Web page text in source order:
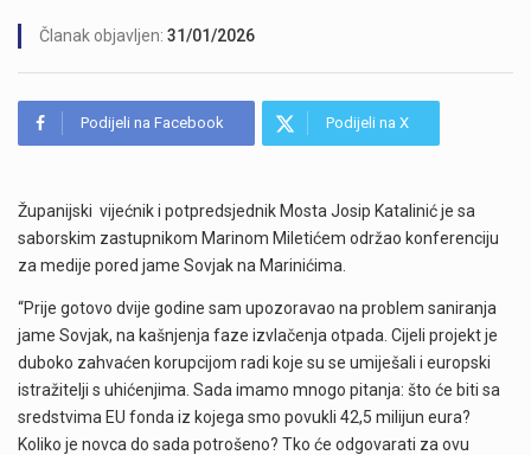
Članak objavljen: 31/01/2026
Podijeli na Facebook Podijeli na X
Županijski vijećnik i potpredsjednik Mosta Josip Katalinić je sa
saborskim zastupnikom Marinom Miletićem održao konferenciju
za medije pored jame Sovjak na Marinićima.
“Prije gotovo dvije godine sam upozoravao na problem saniranja
jame Sovjak, na kašnjenja faze izvlačenja otpada. Cijeli projekt je
duboko zahvaćen korupcijom radi koje su se umiješali i europski
istražitelji s uhićenjima. Sada imamo mnogo pitanja: što će biti sa
sredstvima EU fonda iz kojega smo povukli 42,5 milijun eura?
Koliko je novca do sada potrošeno? Tko će odgovarati za ovu